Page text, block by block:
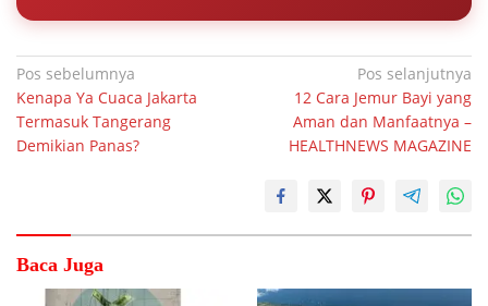
Navigasi
pos
Pos sebelumnya
Kenapa Ya Cuaca Jakarta
Termasuk Tangerang
Demikian Panas?
Pos selanjutnya
12 Cara Jemur Bayi yang
Aman dan Manfaatnya –
HEALTHNEWS MAGAZINE
Baca Juga